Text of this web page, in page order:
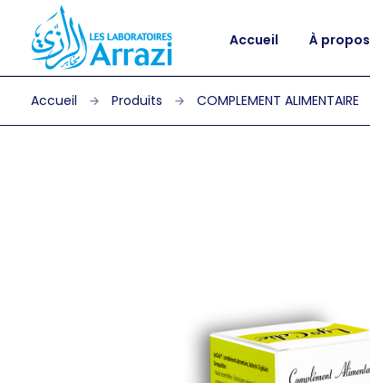
Accueil À propos
Produits COMPLEMENT ALIMENTAIRE